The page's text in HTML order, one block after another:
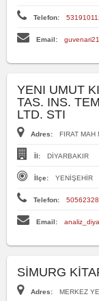
Telefon:
Email:
YENI UMUT
TAS. INS.
LTD. STI
Adres: FIRAT MAH
İl: DİYARBAKIR
İlçe: YENİŞEHİR
Telefon:
Email:
SİMURG
Adres: MERKEZ